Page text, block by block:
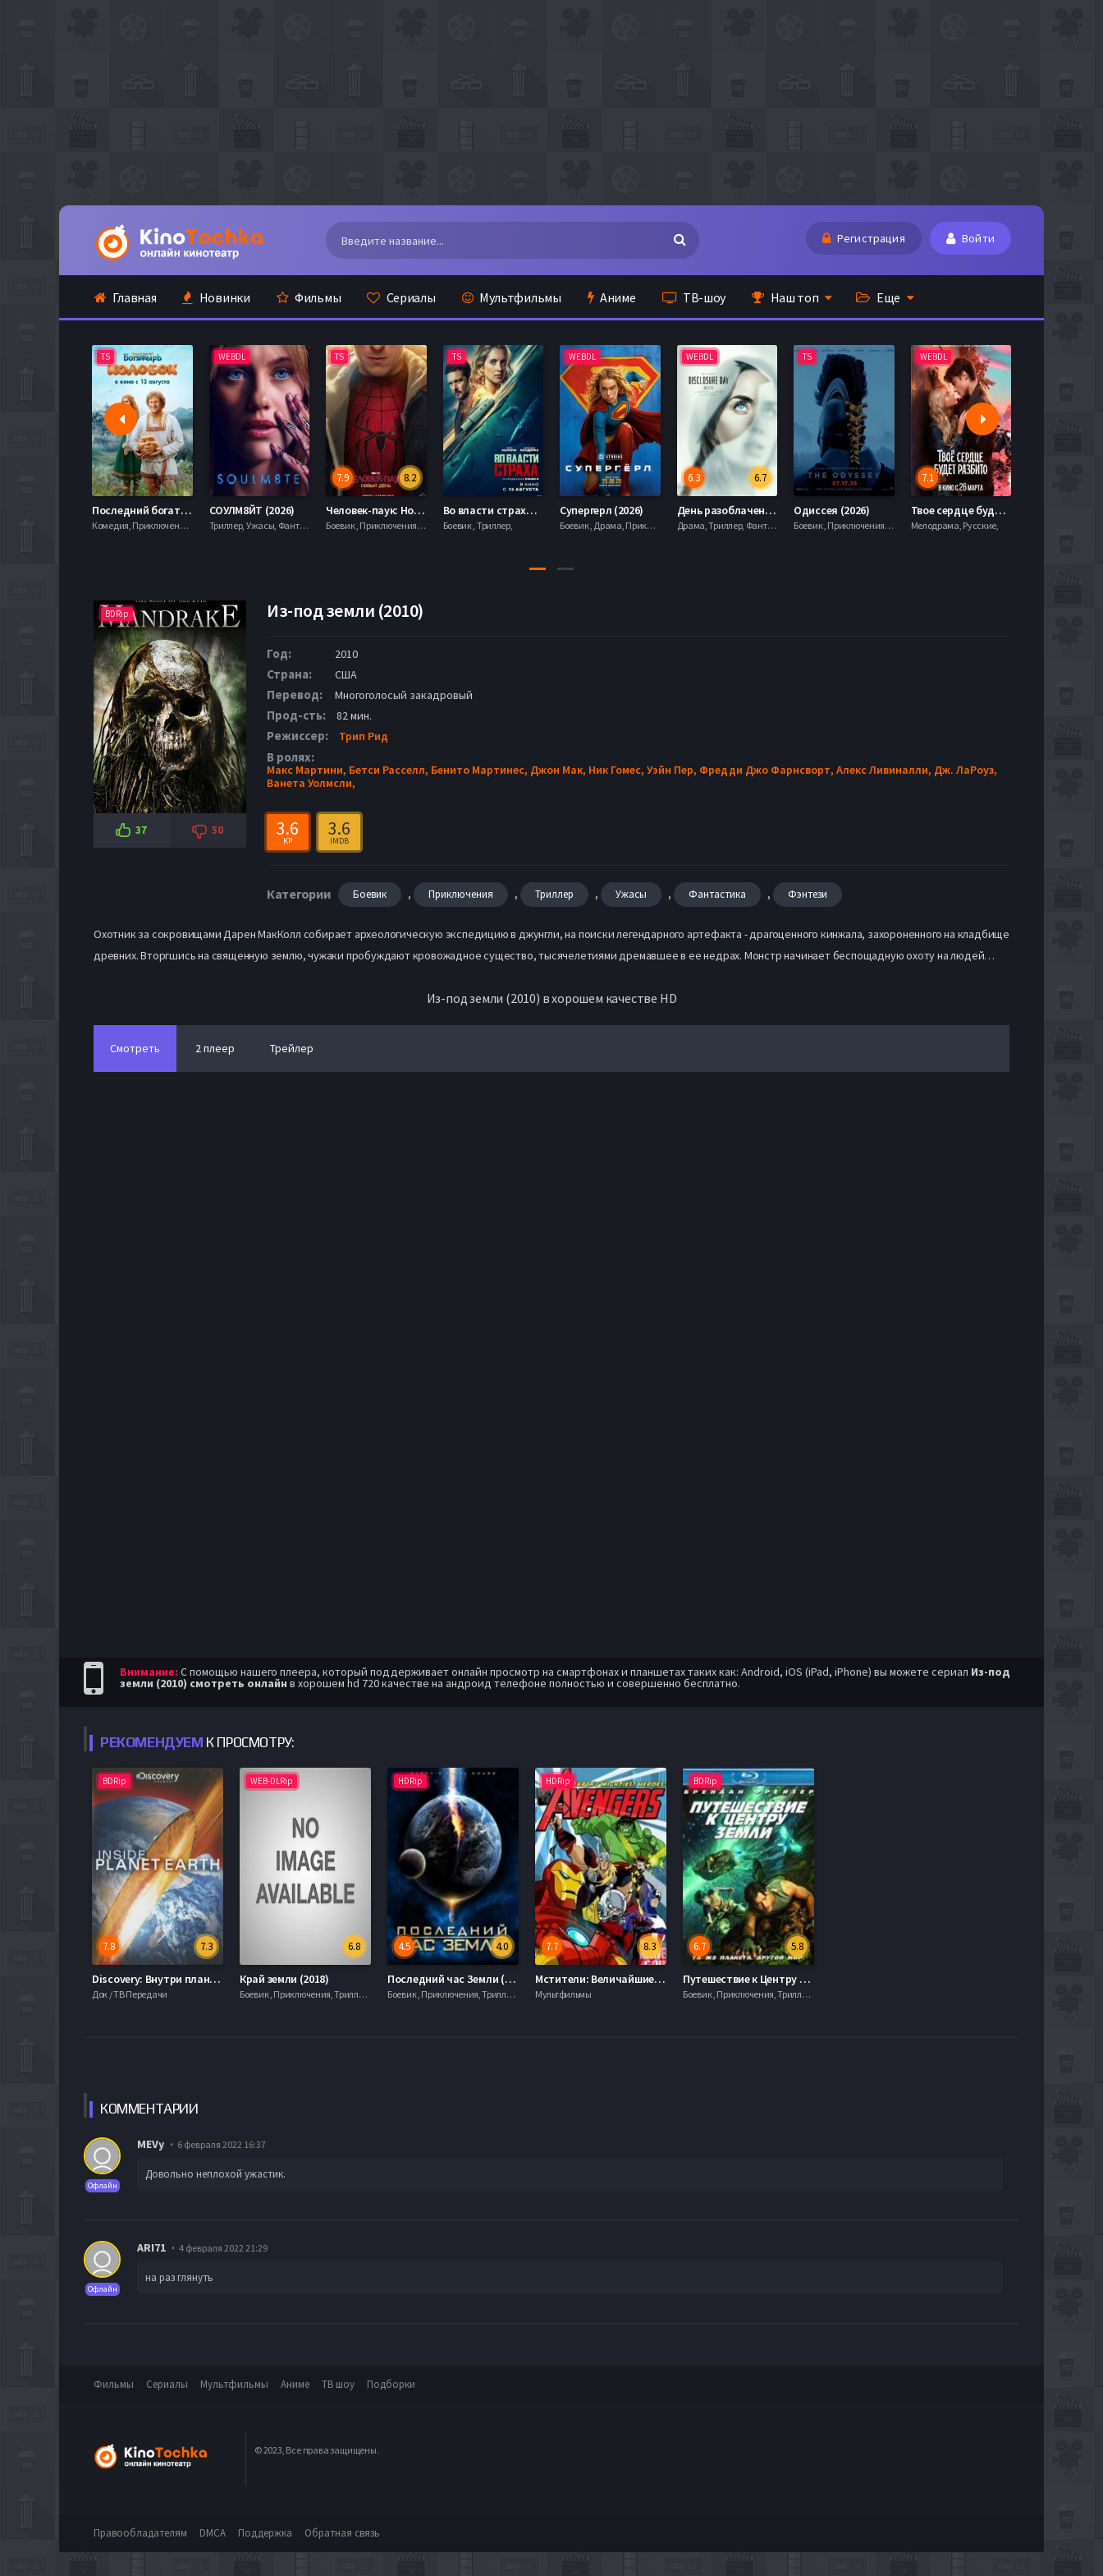
Регистрация Войти
Главная Новинки Фильмы Сериалы Мультфильмы Аниме ТВ-шоу Наш топ Еще
TS
Последний богатырь. Колобок (2026)
Комедия, Приключения, Фэнтези,
WEBDL
СОУЛМ8ЙТ (2026)
Триллер, Ужасы, Фантастика,
TS
8.2
7.9
Человек-паук: Новый день (2026)
Боевик , Приключения, Фантастика, Фэнтези,
TS
Во власти страха (2026)
Боевик , Триллер,
WEBDL
Супергерл (2026)
Боевик , Драма, Приключения, Фантастика,
WEBDL
6.7
6.3
День разоблачения (2026)
Драма, Триллер, Фантастика,
TS
Одиссея (2026)
Боевик , Приключения, Фэнтези,
WEBDL
7.1
Твое сердце будет разбито (2026)
Мелодрама, Русские,
BDRip
37 50
Из-под земли (2010)
Год: 2010
Страна: США
Перевод: Многоголосый закадровый
Прод-сть: 82 мин.
Режиссер: Трип Рид
В ролях:
Макс Мартини, Бетси Расселл, Бенито Мартинес, Джон Мак, Ник Гомес, Уэйн Пер, Фредди Джо Фарнсворт, Алекс Ливиналли, Дж. ЛаРоуз,
Ванета Уолмсли,
3.6
KP
3.6
IMDB
Категории Боевик , Приключения , Триллер , Ужасы , Фантастика , Фэнтези
Охотник за сокровищами Дарен МакКолл собирает археологическую экспедицию в джунгли, на поиски легендарного артефакта - драгоценного кинжала, захороненного на кладбище
древних. Вторгшись на священную землю, чужаки пробуждают кровожадное существо, тысячелетиями дремавшее в ее недрах. Монстр начинает беспощадную охоту на людей…
Из-под земли (2010) в хорошем качестве HD
Смотреть 2 плеер Трейлер
Внимание: С помощью нашего плеера, который поддерживает онлайн просмотр на смартфонах и планшетах таких как: Android, iOS (iPad, iPhone) вы можете сериал Из-под
земли (2010) смотреть онлайн в хорошем hd 720 качестве на андроид телефоне полностью и совершенно бесплатно.
РЕКОМЕНДУЕМ К ПРОСМОТРУ:
BDRip
7.3
7.8
Discovery: Внутри планеты Земля (2009)
Док / ТВ Передачи
WEB-DLRip
6.8
Край земли (2018)
Боевик , Приключения, Триллер, Ужасы, Фантастика, Фэнтези, 2010, 720hd, mobilen
HDRip
4.0
4.5
Последний час Земли (2011)
Боевик , Приключения, Триллер, Ужасы, Фантастика, Фэнтези, 2010, 720hd, mobilen
HDRip
8.3
7.7
Мстители: Величайшие герои Земли / Мстители: Могучие Герои Земли (2010)
Мультфильмы
BDRip
5.8
6.7
Путешествие к Центру Земли (2008)
Боевик , Приключения, Триллер, Ужасы, Фантастика, Фэнтези, 2010, 720hd, mobilen
КОММЕНТАРИИ
Офлайн
MEVy 6 февраля 2022 16:37
Довольно неплохой ужастик.
Офлайн
ARI71 4 февраля 2022 21:29
на раз глянуть
Фильмы Сериалы Мультфильмы Аниме ТВ шоу Подборки
© 2023, Все права защищены.
Правообладателям DMCA Поддержка Обратная связь